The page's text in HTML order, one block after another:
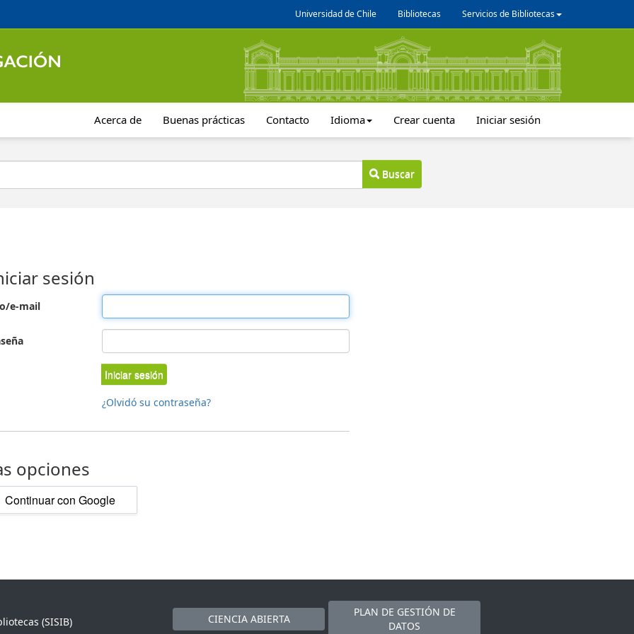
Universidad de Chile Bibliotecas Servicios de Bibliotecas
Acerca de Buenas prácticas Contacto Idioma Crear cuenta Iniciar sesión
Buscar
sesión
e-mail
Iniciar sesión
¿Olvidó su contraseña?
opciones
Continuar con Google
(SISIB)
CIENCIA ABIERTA
PLAN DE GESTIÓN DE
DATOS